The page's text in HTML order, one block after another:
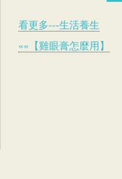
看更多---生活養生
««【雞眼膏怎麼用】